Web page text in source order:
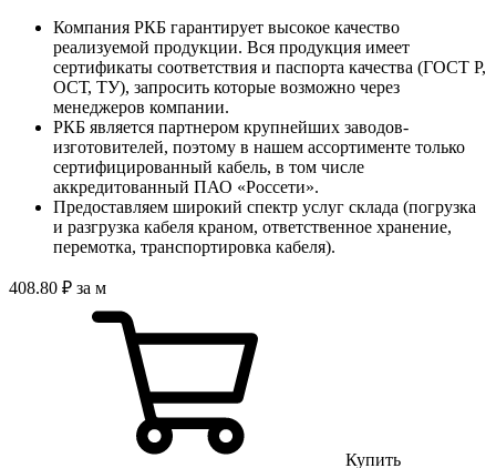
Компания РКБ гарантирует высокое качество
реализуемой продукции. Вся продукция имеет
сертификаты соответствия и паспорта качества (ГОСТ Р,
ОСТ, ТУ), запросить которые возможно через
менеджеров компании.
РКБ является партнером крупнейших заводов-
изготовителей, поэтому в нашем ассортименте только
сертифицированный кабель, в том числе
аккредитованный ПАО «Россети».
Предоставляем широкий спектр услуг склада (погрузка
и разгрузка кабеля краном, ответственное хранение,
перемотка, транспортировка кабеля).
408.80 ₽ за м
Купить